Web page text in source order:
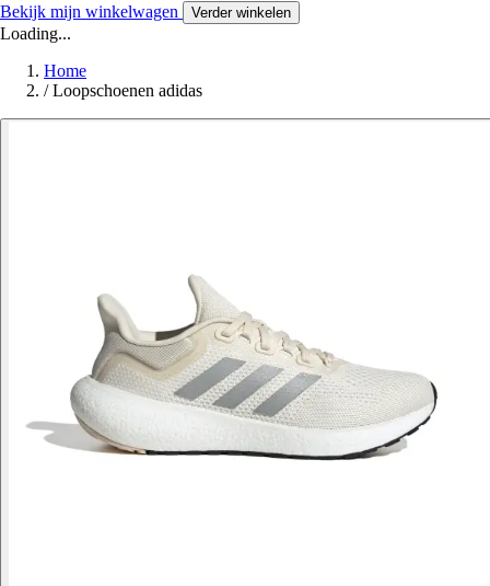
Bekijk mijn winkelwagen Verder winkelen
Loading...
Home
/ Loopschoenen adidas